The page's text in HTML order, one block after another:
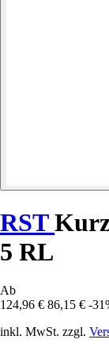
RST
5 RL
Ab
124,96 € 86,15 € -
inkl. MwSt. zzgl.